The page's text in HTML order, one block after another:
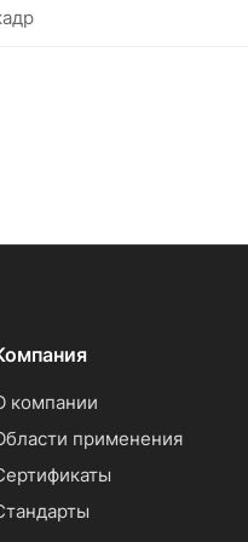
компании
применения